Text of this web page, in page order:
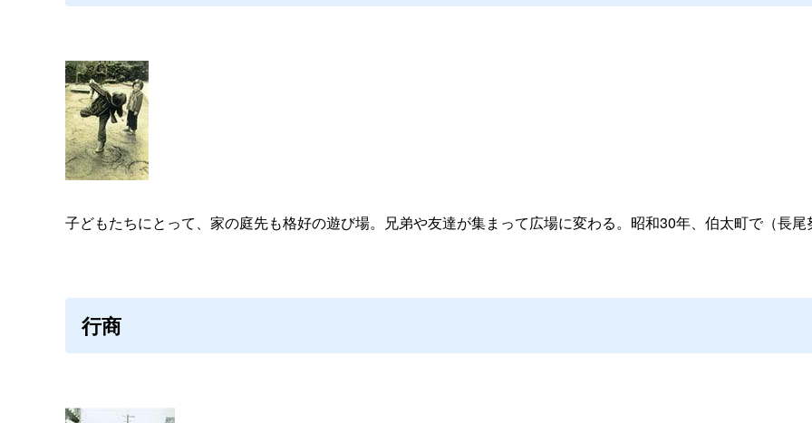
子どもたちにとって、家の庭先も格好の遊び場。兄弟や友達が集まって広場に変わる。昭和30年、伯太町で（長尾
行商